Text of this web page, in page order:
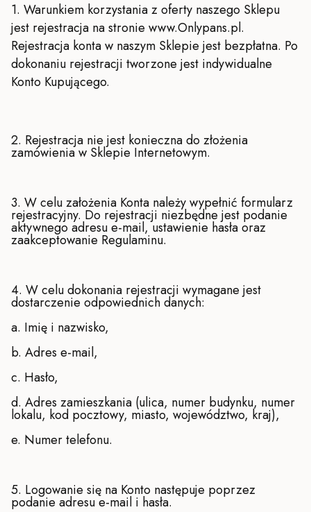
1. Warunkiem korzystania z oferty naszego Sklepu
jest rejestracja na stronie www.Onlypans.pl.
Rejestracja konta w naszym Sklepie jest bezpłatna. Po
dokonaniu rejestracji tworzone jest indywidualne
Konto Kupującego.
2. Rejestracja nie jest konieczna do złożenia
zamówienia w Sklepie Internetowym.
3. W celu założenia Konta należy wypełnić formularz
rejestracyjny. Do rejestracji niezbędne jest podanie
aktywnego adresu e-mail, ustawienie hasła oraz
zaakceptowanie Regulaminu.
4. W celu dokonania rejestracji wymagane jest
dostarczenie odpowiednich danych:
a. Imię i nazwisko,
b. Adres e-mail,
c. Hasło,
d. Adres zamieszkania (ulica, numer budynku, numer
lokalu, kod pocztowy, miasto, województwo, kraj),
e. Numer telefonu.
5. Logowanie się na Konto następuje poprzez
podanie adresu e-mail i hasła.